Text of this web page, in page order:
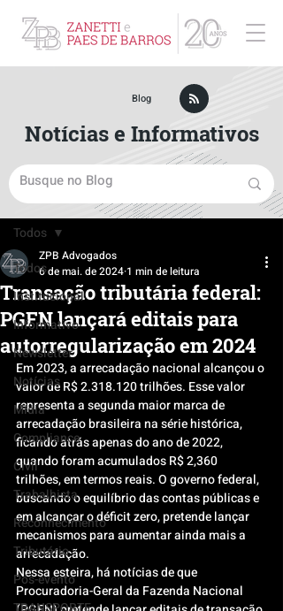
Post
Todos
Institucional
Informativo
Newsletter
Notícias
Mídia
Compliance
Civil
Trabalhista
Reconhecimento
Tributário
Pós-evento
Todos
Transação tributária federal:
PGFN lançará editais para
autorregularização em 2024
ZPB Advogados
6 de mai. de 2024 1 min de leitura
Em 2023, a arrecadação nacional alcançou o
valor de R$ 2.318.120 trilhões. Esse valor
representa a segunda maior marca de
arrecadação brasileira na série histórica,
ficando atrás apenas do ano de 2022,
quando foram acumulados R$ 2,360
trilhões, em termos reais. O governo federal,
buscando o equilíbrio das contas públicas e
em alcançar o déficit zero, pretende lançar
mecanismos para aumentar ainda mais a
arrecadação.
Nessa esteira, há notícias de que
Procuradoria-Geral da Fazenda Nacional
Blog
Notícias e Informativos